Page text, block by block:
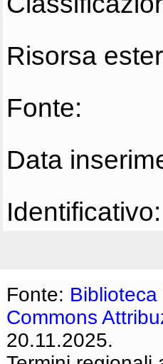
Risorsa
Fonte:
Data
Identificativo:
Fonte:
Commons
20.11.2025.